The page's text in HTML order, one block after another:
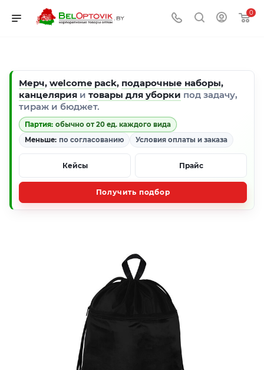
0
Мерч, welcome pack, подарочные наборы,
канцелярия и товары для уборки под задачу,
тираж и бюджет.
Партия: обычно от 20 ед. каждого вида
Меньше: по согласованию Условия оплаты и заказа
Кейсы Прайс
Получить подбор